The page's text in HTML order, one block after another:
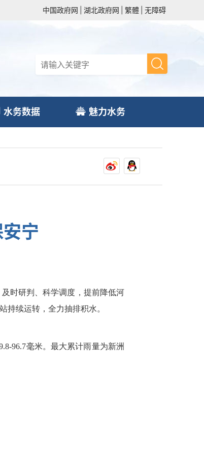
中国政府网 湖北政府网 繁體 无障碍
水务数据 魅力水务
宁
时研判、科学调度，提前降低河
持续运转，全力抽排积水。
96.7毫米。最大累计雨量为新洲